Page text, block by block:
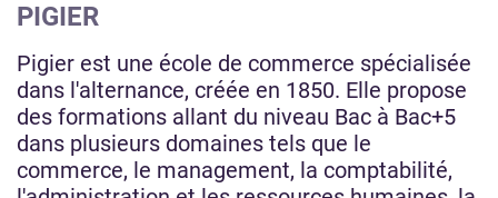
PIGIER
Pigier est une école de commerce spécialisée
dans l'alternance, créée en 1850. Elle propose
des formations allant du niveau Bac à Bac+5
dans plusieurs domaines tels que le
commerce, le management, la comptabilité,